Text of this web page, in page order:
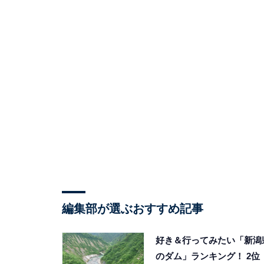
編集部が選ぶおすすめ記事
好き＆行ってみたい「新潟
のダム」ランキング！ 2位